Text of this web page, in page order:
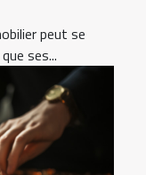
peut se
ses...